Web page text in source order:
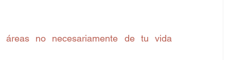
no necesariamente de tu vida